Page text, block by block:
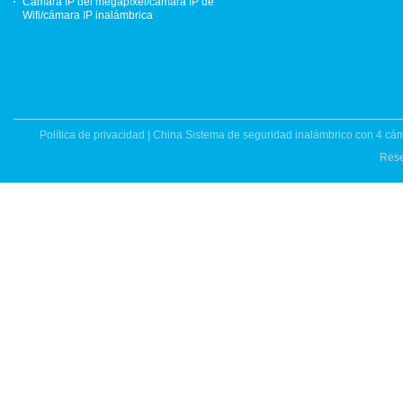
Wifi/cámara IP inalámbrica
Política de privacidad | China Sistema de seguridad inalámbrico con 4